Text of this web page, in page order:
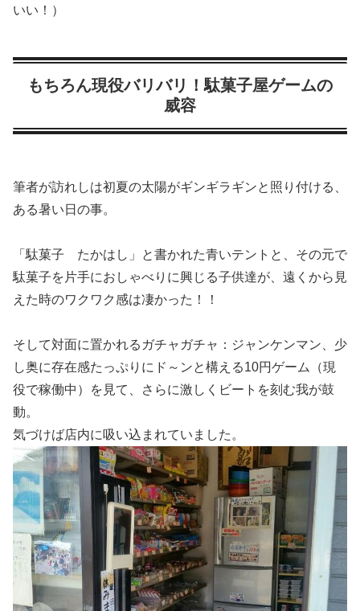
いい！）
もちろん現役バリバリ！駄菓子屋ゲームの
威容
筆者が訪れしは初夏の太陽がギンギラギンと照り付ける、
ある暑い日の事。
「駄菓子 たかはし」と書かれた青いテントと、その元で
駄菓子を片手におしゃべりに興じる子供達が、遠くから見
えた時のワクワク感は凄かった！！
そして対面に置かれるガチャガチャ：ジャンケンマン、少
し奥に存在感たっぷりにド～ンと構える10円ゲーム（現
役で稼働中）を見て、さらに激しくビートを刻む我が鼓
動。
気づけば店内に吸い込まれていました。